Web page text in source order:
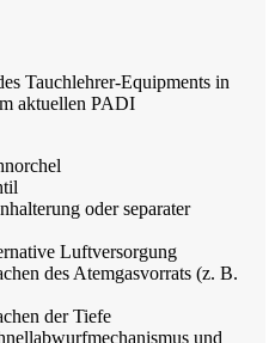
Tauchlehrer-Equipments in
aktuellen PADI
oder separater
Luftversorgung
des Atemgasvorrats (z. B.
der Tiefe
und